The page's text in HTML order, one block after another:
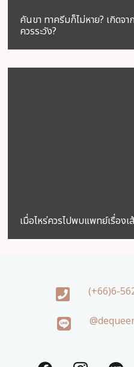
คันขา ทาครีมก็ไม่หาย? เกิด
ควรระวัง?
เมื่อไหร่ควรไปพบแพทย์เรื่อง
(+66)6-